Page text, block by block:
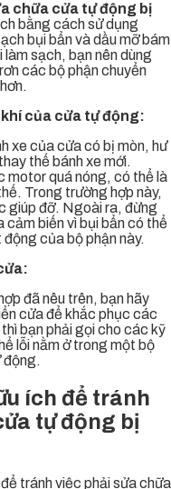
chữa cửa tự động bị
bằng cách sử dụng
bụi bẩn và dầu mỡ bám
sạch, bạn nên dùng
các bộ phận chuyển
của cửa tự động:
xe của cửa có bị mòn, hư
thế bánh xe mới.
motor quá nóng, có thể là
Trong trường hợp này,
giúp đỡ. Ngoài ra, đừng
cảm biến vì bụi bẩn có thể
của bộ phận này.
đã nêu trên, bạn hãy
cửa để khắc phục các
bạn phải gọi cho các kỹ
lỗi nằm ở trong một bộ
động.
ích để tránh
tự động bị